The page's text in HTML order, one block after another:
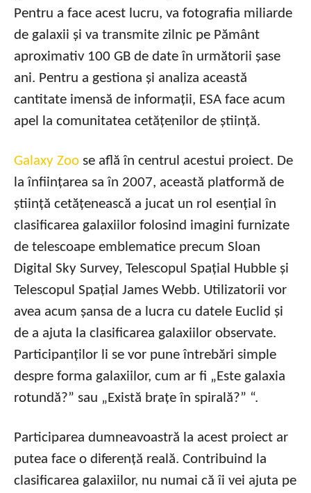
Pentru a face acest lucru, va fotografia miliarde
de galaxii și va transmite zilnic pe Pământ
aproximativ 100 GB de date în următorii șase
ani. Pentru a gestiona și analiza această
cantitate imensă de informații, ESA face acum
apel la comunitatea cetățenilor de știință.
Galaxy Zoo se află în centrul acestui proiect. De
la înființarea sa în 2007, această platformă de
știință cetățenească a jucat un rol esențial în
clasificarea galaxiilor folosind imagini furnizate
de telescoape emblematice precum Sloan
Digital Sky Survey, Telescopul Spațial Hubble și
Telescopul Spațial James Webb. Utilizatorii vor
avea acum șansa de a lucra cu datele Euclid și
de a ajuta la clasificarea galaxiilor observate.
Participanților li se vor pune întrebări simple
despre forma galaxiilor, cum ar fi „Este galaxia
rotundă?” sau „Există brațe în spirală?” “.
Participarea dumneavoastră la acest proiect ar
putea face o diferență reală. Contribuind la
clasificarea galaxiilor, nu numai că îi vei ajuta pe